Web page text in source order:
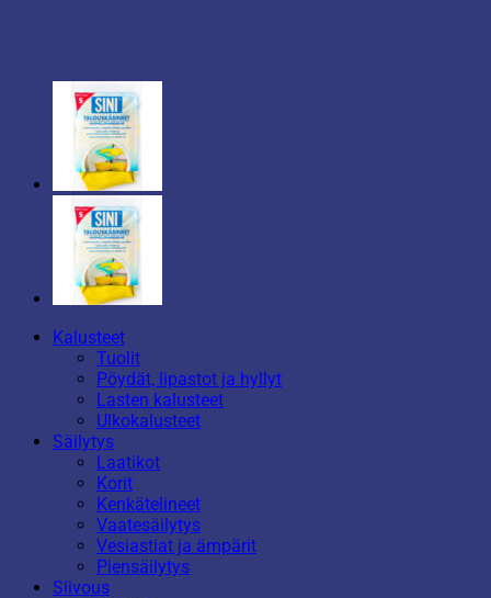
Kalusteet
Tuolit
Pöydät, lipastot ja hyllyt
Lasten kalusteet
Ulkokalusteet
Säilytys
Laatikot
Korit
Kenkätelineet
Vaatesäilytys
Vesiastiat ja ämpärit
Piensäilytys
Siivous